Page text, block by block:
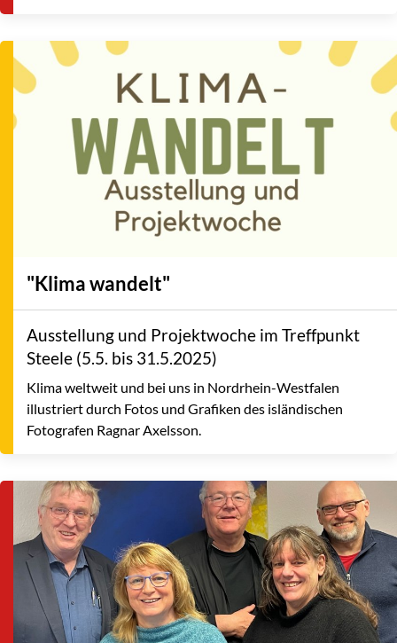
"Klima wandelt"
Ausstellung und Projektwoche im Treffpunkt
Steele (5.5. bis 31.5.2025)
Klima weltweit und bei uns in Nordrhein-Westfalen
illustriert durch Fotos und Grafiken des isländischen
Fotografen Ragnar Axelsson.